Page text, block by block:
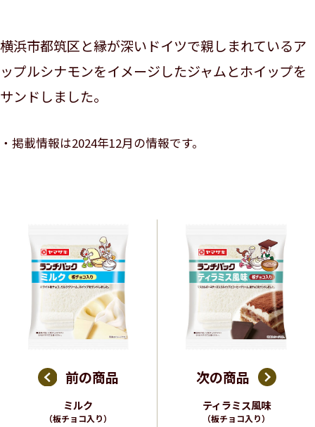
横浜市都筑区と縁が深いドイツで親しまれているア
ップルシナモンをイメージしたジャムとホイップを
サンドしました。
掲載情報は2024年12月の情報です。
前の商品
ミルク
（板チョコ入り）
次の商品
ティラミス風味
（板チョコ入り）